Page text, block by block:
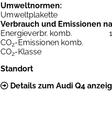
Umweltnormen:
Umweltplakette
Verbrauch und Emissionen
Energieverbr. komb.
CO2-Emissionen komb.
CO2-Klasse
Standort
Details zum Audi Q4